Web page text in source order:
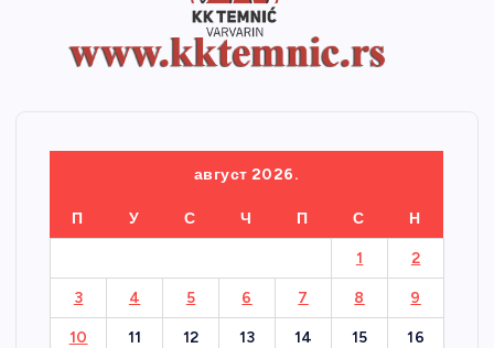
август 2026.
П У С Ч П С Н
1 2
3 4 5 6 7 8 9
10 11 12 13 14 15 16